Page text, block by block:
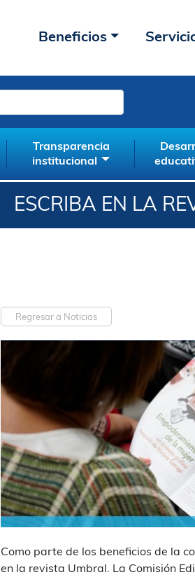
Beneficios
Transparencia
institucional
ESCRIBA EN LA
Regresar a Noticias
Como parte de los beneficios de la
en la revista Umbral. La Comisión